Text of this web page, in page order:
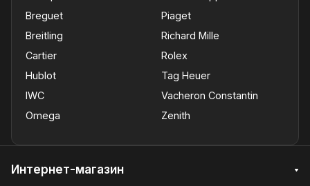
Breguet
Breitling
Cartier
Hublot
IWC
Omega
Piaget
Richard Mille
Rolex
Tag Heuer
Vacheron Constantin
Zenith
Интернет-магазин